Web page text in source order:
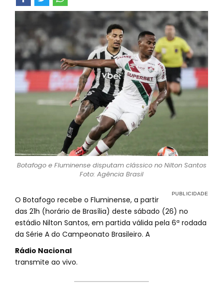
Botafogo e Fluminense disputam clássico no Nilton Santos
Foto: Agência Brasil
O Botafogo recebe o Fluminense, a partir
das 21h (horário de Brasília) deste sábado (26) no
estádio Nilton Santos, em partida válida pela 6ª rodada
da Série A do Campeonato Brasileiro. A
Rádio Nacional
transmite ao vivo.